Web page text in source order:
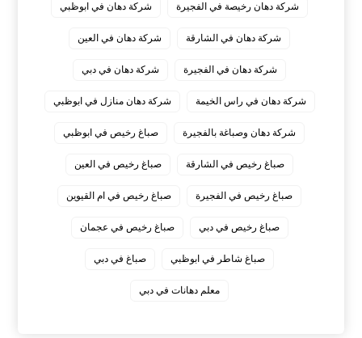
شركة دهان رخيصة في الفجيرة شركة دهان في ابوظبي
شركة دهان في الشارقة شركة دهان في العين
شركة دهان في الفجيرة شركة دهان في دبي
شركة دهان في راس الخيمة شركة دهان منازل في ابوظبي
شركة دهان وصباغة بالفجيرة صباغ رخيص في ابوظبي
صباغ رخيص في الشارقة صباغ رخيص في العين
صباغ رخيص في الفجيرة صباغ رخيص في ام القيوين
صباغ رخيص في دبي صباغ رخيص في عجمان
صباغ شاطر في ابوظبي صباغ في دبي
معلم دهانات في دبي